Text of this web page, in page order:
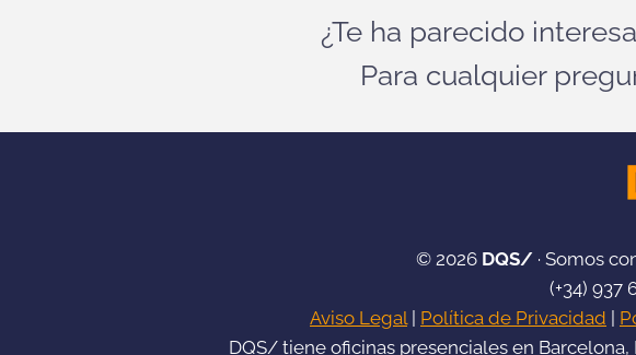
¿Te ha parecido
Para cualquier
© 2026 DQS/ · Somos
(+34) 937
Aviso Legal| Política de Privacidad
DQS/ tiene oficinas presenciales en Barcelona,